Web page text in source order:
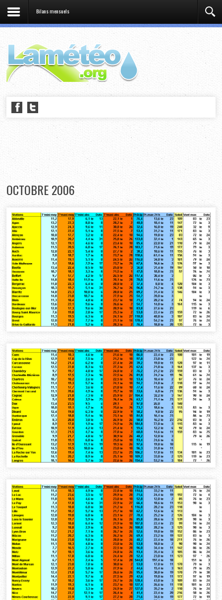
Bilans mensuels
OCTOBRE 2006